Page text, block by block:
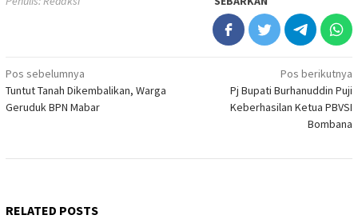
Navigasi
pos
Pos sebelumnya
Tuntut Tanah Dikembalikan, Warga
Geruduk BPN Mabar
Pos berikutnya
Pj Bupati Burhanuddin Puji
Keberhasilan Ketua PBVSI
Bombana
RELATED POSTS